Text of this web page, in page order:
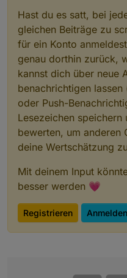
Hast du es satt, bei
gleichen Beiträge zu
für ein Konto
genau dorthin zurück,
kannst dich über neue
benachrichtigen
oder Push-
Lesezeichen
bewerten, um anderen
deine Wertschätzung
Mit deinem Input
besser werden 💗
Registrieren Anmelden